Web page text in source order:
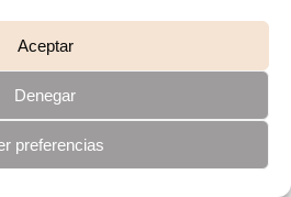
Aceptar
Denegar
preferencias
que es la
vez que ha pasado
para que entre en
con lo cual es una
de la traducción
veces se hace aparte.